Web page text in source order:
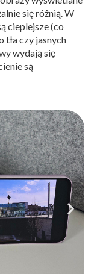
się różnią. W
cieplejsze (co
tła czy jasnych
wydają się
są